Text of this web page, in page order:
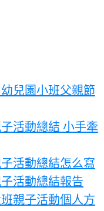
兒園小班父親節
活動總結 小手牽
活動總結怎么寫
活動總結報告
親子活動個人方